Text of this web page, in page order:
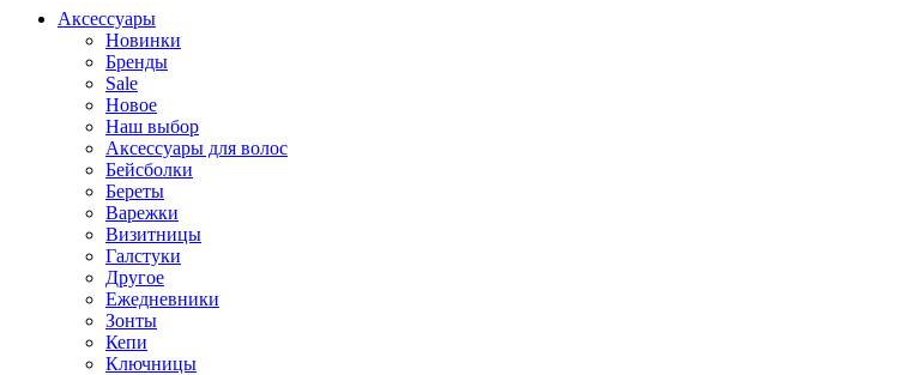
Аксессуары
Новинки
Бренды
Sale
Новое
Наш выбор
Аксессуары для волос
Бейсболки
Береты
Варежки
Визитницы
Галстуки
Другое
Ежедневники
Зонты
Кепи
Ключницы